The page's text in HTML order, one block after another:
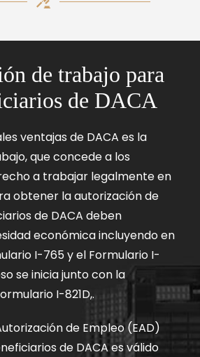
de trabajo para
de DACA
ventajas de DACA es la
que concede a los
a trabajar legalmente en
obtener la autorización de
de DACA deben
económica incluyendo en
I-765 y el Formulario I-
se inicia junto con la
I-821D,.
de Empleo (EAD)
de DACA es válido